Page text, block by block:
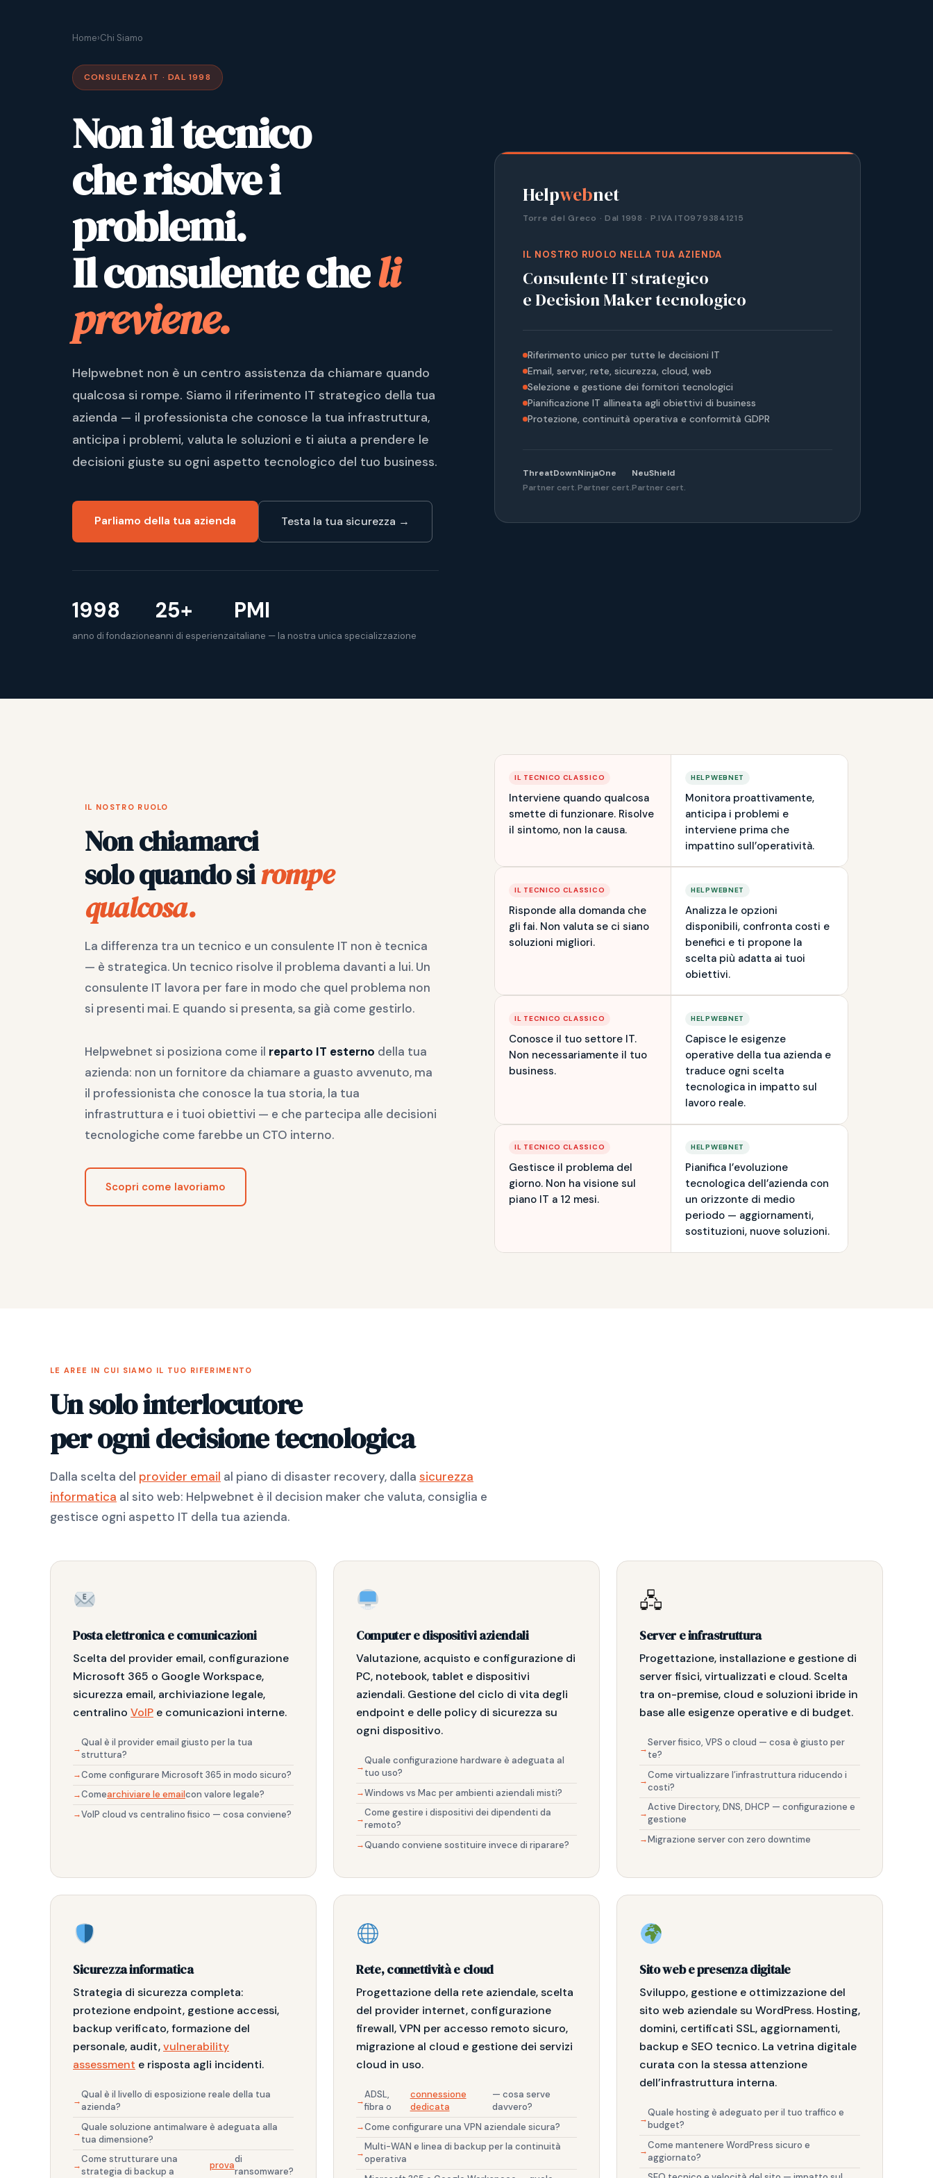
Home›Chi Siamo
CONSULENZA IT · DAL 1998
Non il tecnico
che risolve i
problemi.
Il consulente cheli
previene.
Helpwebnet non è un centro assistenza da chiamare quando
qualcosa si rompe. Siamo il riferimento IT strategico della tua
azienda — il professionista che conosce la tua infrastruttura,
anticipa i problemi, valuta le soluzioni e ti aiuta a prendere le
decisioni giuste su ogni aspetto tecnologico del tuo business.
Parliamo della tua azienda Testa la tua sicurezza →
1998
anno di fondazione
25+
anni di esperienza
PMI
italiane — la nostra unica specializzazione
Helpwebnet
Torre del Greco · Dal 1998 · P.IVA IT09793841215
IL NOSTRO RUOLO NELLA TUA AZIENDA
Consulente IT strategico
e Decision Maker tecnologico
Riferimento unico per tutte le decisioni IT
Email, server, rete, sicurezza, cloud, web
Selezione e gestione dei fornitori tecnologici
Pianificazione IT allineata agli obiettivi di business
Protezione, continuità operativa e conformità GDPR
ThreatDown
Partner cert.
NinjaOne
Partner cert.
NeuShield
Partner cert.
IL NOSTRO RUOLO
Non chiamarci
solo quando sirompe
qualcosa.
La differenza tra un tecnico e un consulente IT non è tecnica
— è strategica. Un tecnico risolve il problema davanti a lui. Un
consulente IT lavora per fare in modo che quel problema non
si presenti mai. E quando si presenta, sa già come gestirlo.
Helpwebnet si posiziona come il reparto IT esterno della tua
azienda: non un fornitore da chiamare a guasto avvenuto, ma
il professionista che conosce la tua storia, la tua
infrastruttura e i tuoi obiettivi — e che partecipa alle decisioni
tecnologiche come farebbe un CTO interno.
Scopri come lavoriamo
IL TECNICO CLASSICO
Interviene quando qualcosa
smette di funzionare. Risolve
il sintomo, non la causa.
HELPWEBNET
Monitora proattivamente,
anticipa i problemi e
interviene prima che
impattino sull’operatività.
IL TECNICO CLASSICO
Risponde alla domanda che
gli fai. Non valuta se ci siano
soluzioni migliori.
HELPWEBNET
Analizza le opzioni
disponibili, confronta costi e
benefici e ti propone la
scelta più adatta ai tuoi
obiettivi.
IL TECNICO CLASSICO
Conosce il tuo settore IT.
Non necessariamente il tuo
business.
HELPWEBNET
Capisce le esigenze
operative della tua azienda e
traduce ogni scelta
tecnologica in impatto sul
lavoro reale.
IL TECNICO CLASSICO
Gestisce il problema del
giorno. Non ha visione sul
piano IT a 12 mesi.
HELPWEBNET
Pianifica l’evoluzione
tecnologica dell’azienda con
un orizzonte di medio
periodo — aggiornamenti,
sostituzioni, nuove soluzioni.
LE AREE IN CUI SIAMO IL TUO RIFERIMENTO
Un solo interlocutore
per ogni decisione tecnologica
Dalla scelta del provider email al piano di disaster recovery, dalla sicurezza
informatica al sito web: Helpwebnet è il decision maker che valuta, consiglia e
gestisce ogni aspetto IT della tua azienda.
Posta elettronica e comunicazioni
Scelta del provider email, configurazione
Microsoft 365 o Google Workspace,
sicurezza email, archiviazione legale,
centralino VoIP e comunicazioni interne.
Qual è il provider email giusto per la tua
struttura?
Come configurare Microsoft 365 in modo sicuro?
Comearchiviare le emailcon valore legale?
VoIP cloud vs centralino fisico — cosa conviene?
Computer e dispositivi aziendali
Valutazione, acquisto e configurazione di
PC, notebook, tablet e dispositivi
aziendali. Gestione del ciclo di vita degli
endpoint e delle policy di sicurezza su
ogni dispositivo.
Quale configurazione hardware è adeguata al
tuo uso?
Windows vs Mac per ambienti aziendali misti?
Come gestire i dispositivi dei dipendenti da
remoto?
Quando conviene sostituire invece di riparare?
🖧
Server e infrastruttura
Progettazione, installazione e gestione di
server fisici, virtualizzati e cloud. Scelta
tra on-premise, cloud e soluzioni ibride in
base alle esigenze operative e di budget.
Server fisico, VPS o cloud — cosa è giusto per
te?
Come virtualizzare l’infrastruttura riducendo i
costi?
Active Directory, DNS, DHCP — configurazione e
gestione
Migrazione server con zero downtime
Sicurezza informatica
Strategia di sicurezza completa:
protezione endpoint, gestione accessi,
backup verificato, formazione del
personale, audit,vulnerability
assessment e risposta agli incidenti.
Qual è il livello di esposizione reale della tua
azienda?
Quale soluzione antimalware è adeguata alla
tua dimensione?
Come strutturare una
strategia di backup a
prova
di
ransomware?
Rete, connettività e cloud
Progettazione della rete aziendale, scelta
del provider internet, configurazione
firewall, VPN per accesso remoto sicuro,
migrazione al cloud e gestione dei servizi
cloud in uso.
ADSL,
fibra o
connessione
dedicata
— cosa serve
davvero?
Come configurare una VPN aziendale sicura?
Multi-WAN e linea di backup per la continuità
operativa
Sito web e presenza digitale
Sviluppo, gestione e ottimizzazione del
sito web aziendale su WordPress. Hosting,
domini, certificati SSL, aggiornamenti,
backup e SEO tecnico. La vetrina digitale
curata con la stessa attenzione
dell’infrastruttura interna.
Quale hosting è adeguato per il tuo traffico e
budget?
Come mantenere WordPress sicuro e
aggiornato?